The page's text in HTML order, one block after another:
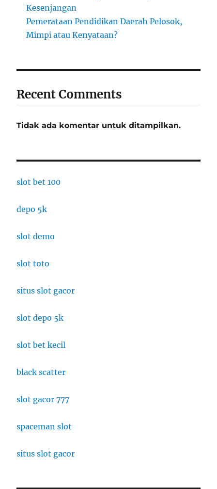
Kesenjangan
Pemerataan Pendidikan Daerah Pelosok,
Mimpi atau Kenyataan?
Recent Comments
Tidak ada komentar untuk ditampilkan.
slot bet 100
depo 5k
slot demo
slot toto
situs slot gacor
slot depo 5k
slot bet kecil
black scatter
slot gacor 777
spaceman slot
situs slot gacor